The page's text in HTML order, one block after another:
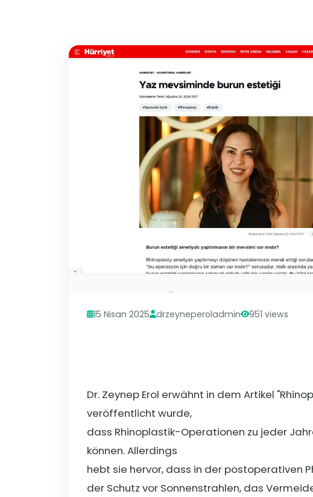
15 Nisan 2025 drzeyneperoladmin 951 views
Dr. Zeynep Erol erwähnt in dem Artikel
veröffentlicht wurde,
dass Rhinoplastik-Operationen zu jeder
können. Allerdings
hebt sie hervor, dass in der postoperativen
der Schutz vor Sonnenstrahlen, das